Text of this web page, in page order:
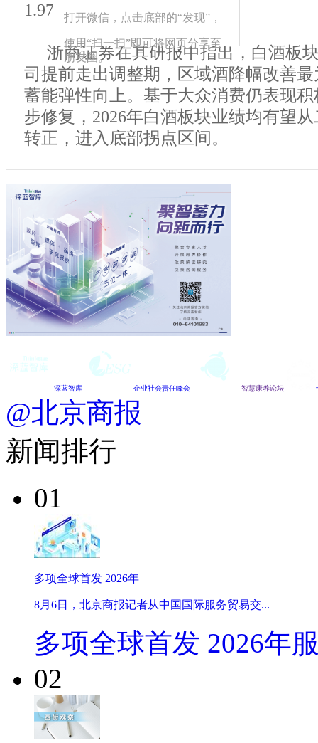
打开微信，点击底部的“发现”，
使用“扫一扫”即可将网页分享至
朋友圈。
1.97%。
浙商证券在其研报中指出，白酒板
司提前走出调整期，区域酒降幅改善
蓄能弹性向上。基于大众消费仍表现
步修复，2026年白酒板块业绩均有望
转正，进入底部拐点区间。
深蓝智库 企业社会责任峰会 智慧康养论坛
@北京商报
新闻排行
01
多项全球首发 2026年
8月6日，北京商报记者从中国国际服务贸易交...
多项全球首发 2026年
02